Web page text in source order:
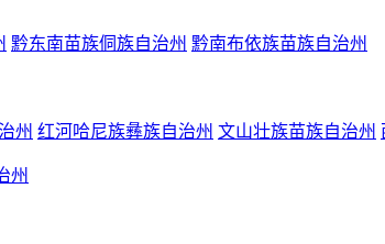
黔东南苗族侗族自治州 黔南布依族苗族自治州
州 红河哈尼族彝族自治州 文山壮族苗族自治州
州